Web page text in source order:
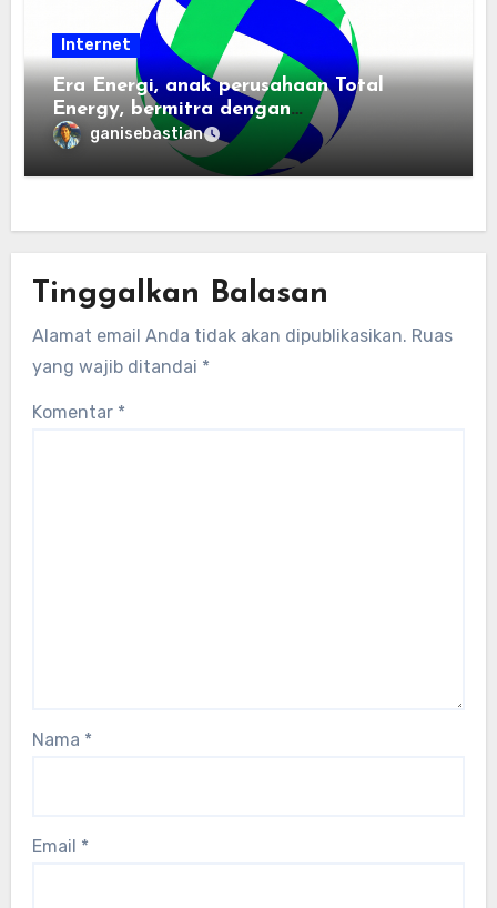
Internet
Era Energi, anak perusahaan Total
Energy, bermitra dengan
Zhuochuangtong untuk mempercepat
transisi energi Indonesia — raksasa
energi global bergabung dengan tim
terbarukan dan infrastruktur listrik
ganisebastian
Tinggalkan Balasan
Alamat email Anda tidak akan dipublikasikan. Ruas
yang wajib ditandai *
Komentar *
Nama *
Email *